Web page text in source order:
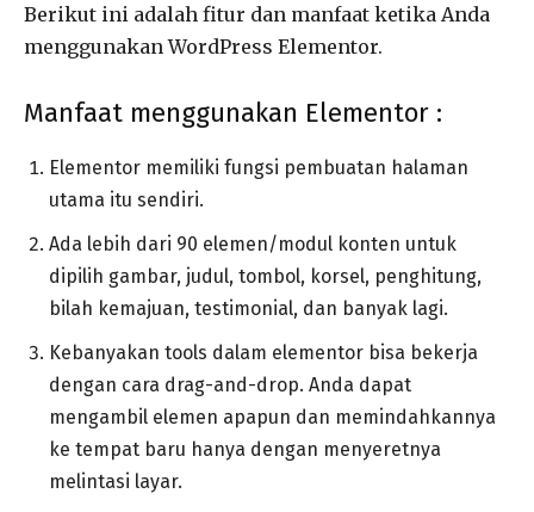
Berikut ini adalah fitur dan manfaat ketika Anda
menggunakan WordPress Elementor.
Manfaat menggunakan Elementor :
Elementor memiliki fungsi pembuatan halaman
utama itu sendiri.
Ada lebih dari 90 elemen/modul konten untuk
dipilih gambar, judul, tombol, korsel, penghitung,
bilah kemajuan, testimonial, dan banyak lagi.
Kebanyakan tools dalam elementor bisa bekerja
dengan cara drag-and-drop. Anda dapat
mengambil elemen apapun dan memindahkannya
ke tempat baru hanya dengan menyeretnya
melintasi layar.